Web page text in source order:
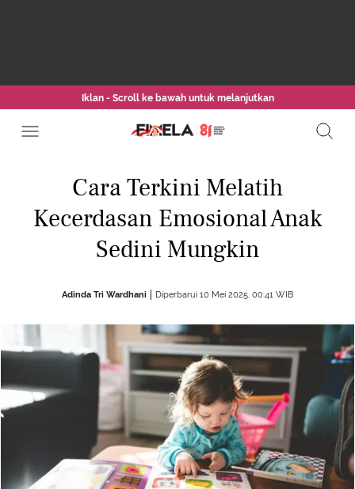
Iklan - Scroll ke bawah untuk melanjutkan
Cara Terkini Melatih
Kecerdasan Emosional Anak
Sedini Mungkin
Adinda Tri Wardhani Diperbarui 10 Mei 2025, 00:41 WIB